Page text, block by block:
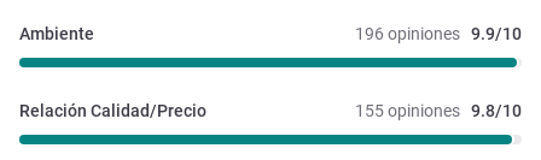
196 opiniones 9.9/10
Ambiente
155 opiniones 9.8/10
Relación Calidad/Precio